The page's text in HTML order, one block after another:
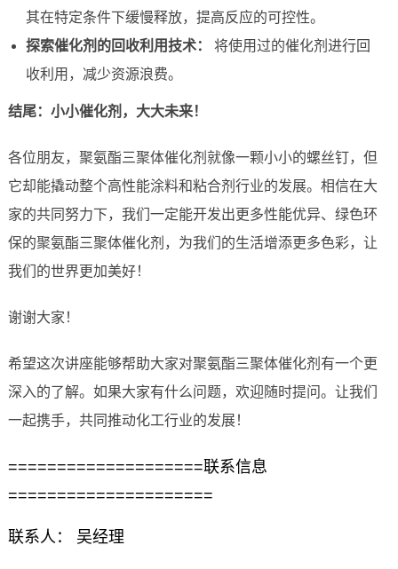
其在特定条件下缓慢释放，提高反应的可控性。
探索催化剂的回收利用技术：
将使用过的催化剂进行回
收利用，减少资源浪费。
结尾：小小催化剂，大大未来！
各位朋友，聚氨酯三聚体催化剂就像一颗小小的螺丝钉，但
它却能撬动整个高性能涂料和粘合剂行业的发展。相信在大
家的共同努力下，我们一定能开发出更多性能优异、绿色环
保的聚氨酯三聚体催化剂，为我们的生活增添更多色彩，让
我们的世界更加美好！
谢谢大家！
希望这次讲座能够帮助大家对聚氨酯三聚体催化剂有一个更
深入的了解。如果大家有什么问题，欢迎随时提问。让我们
一起携手，共同推动化工行业的发展！
====================联系信息
=====================
联系人： 吴经理